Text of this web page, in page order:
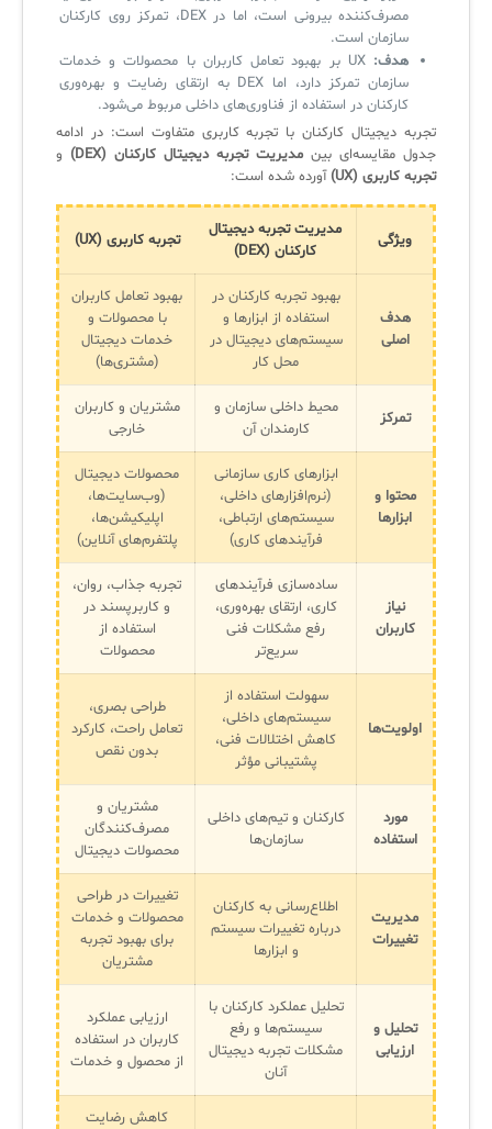
مصرف‌کننده بیرونی است، اما در DEX، تمرکز روی کارکنان
سازمان است.
هدف:
UX بر بهبود تعامل کاربران با محصولات و خدمات
سازمان تمرکز دارد، اما DEX به ارتقای رضایت و بهره‌وری
کارکنان در استفاده از فناوری‌های داخلی مربوط می‌شود.
تجربه دیجیتال کارکنان با تجربه کاربری متفاوت است: در ادامه
جدول مقایسه‌ای بین مدیریت تجربه دیجیتال کارکنان (DEX)
و
تجربه کاربری (UX)
آورده شده است:
ویژگی
مدیریت تجربه دیجیتال
کارکنان (DEX)
تجربه کاربری (UX)
هدف
اصلی
بهبود تجربه کارکنان در
استفاده از ابزارها و
سیستم‌های دیجیتال در
محل کار
بهبود تعامل کاربران
با محصولات و
خدمات دیجیتال
(مشتری‌ها)
تمرکز
محیط داخلی سازمان و
کارمندان آن
مشتریان و کاربران
خارجی
محتوا و
ابزارها
ابزارهای کاری سازمانی
(نرم‌افزارهای داخلی،
سیستم‌های ارتباطی،
فرآیندهای کاری)
محصولات دیجیتال
(وب‌سایت‌ها،
اپلیکیشن‌ها،
پلتفرم‌های آنلاین)
نیاز
کاربران
ساده‌سازی فرآیندهای
کاری، ارتقای بهره‌وری،
رفع مشکلات فنی
سریع‌تر
تجربه جذاب، روان،
و کاربرپسند در
استفاده از
محصولات
اولویت‌ها
سهولت استفاده از
سیستم‌های داخلی،
کاهش اختلالات فنی،
پشتیبانی مؤثر
طراحی بصری،
تعامل راحت، کارکرد
بدون نقص
مورد
استفاده
کارکنان و تیم‌های داخلی
سازمان‌ها
مشتریان و
مصرف‌کنندگان
محصولات دیجیتال
مدیریت
تغییرات
اطلاع‌رسانی به کارکنان
درباره تغییرات سیستم
و ابزارها
تغییرات در طراحی
محصولات و خدمات
برای بهبود تجربه
مشتریان
تحلیل و
ارزیابی
تحلیل عملکرد کارکنان با
سیستم‌ها و رفع
مشکلات تجربه دیجیتال
آنان
ارزیابی عملکرد
کاربران در استفاده
از محصول و خدمات
کاهش رضایت